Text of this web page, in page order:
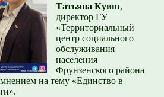
Татьяна Куиш,
директор ГУ
«Территориальный
центр социального
обслуживания
населения
Фрунзенского района
на тему «Единство в